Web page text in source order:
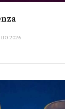
2026